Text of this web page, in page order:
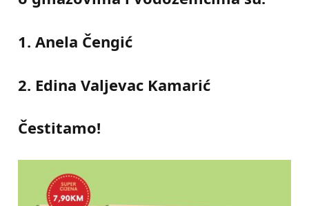
1. Anela Čengić
2. Edina Valjevac Kamarić
Čestitamo!